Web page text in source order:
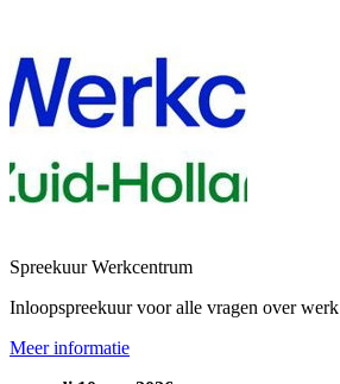
Spreekuur Werkcentrum
Inloopspreekuur voor alle vragen over werk
Meer informatie